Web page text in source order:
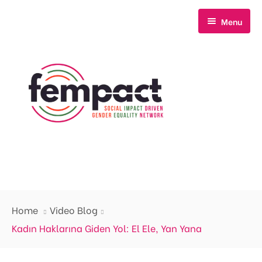
Menu
Hakkımızda
Home
Video Blog
Kadın Haklarına Giden Yol: El Ele, Yan Yana